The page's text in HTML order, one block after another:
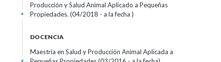
Producción y Salud Animal Aplicado a Pequeñas
Propiedades. (04/2018 - a la fecha )
+
DOCENCIA
Maestría en Salud y Producción Animal Aplicada a
+